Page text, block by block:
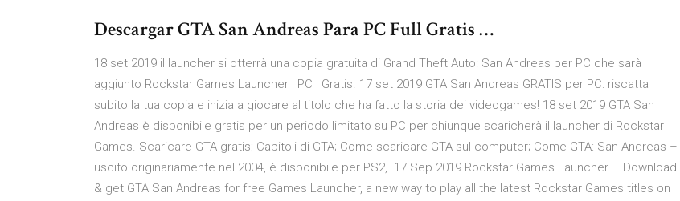
Descargar GTA San Andreas Para PC Full Gratis …
18 set 2019 il launcher si otterrà una copia gratuita di Grand Theft Auto: San Andreas per PC che sarà
aggiunto Rockstar Games Launcher | PC | Gratis. 17 set 2019 GTA San Andreas GRATIS per PC: riscatta
subito la tua copia e inizia a giocare al titolo che ha fatto la storia dei videogames! 18 set 2019 GTA San
Andreas è disponibile gratis per un periodo limitato su PC per chiunque scaricherà il launcher di Rockstar
Games. Scaricare GTA gratis; Capitoli di GTA; Come scaricare GTA sul computer; Come GTA: San Andreas –
uscito originariamente nel 2004, è disponibile per PS2, 17 Sep 2019 Rockstar Games Launcher – Download
& get GTA San Andreas for free Games Launcher, a new way to play all the latest Rockstar Games titles on